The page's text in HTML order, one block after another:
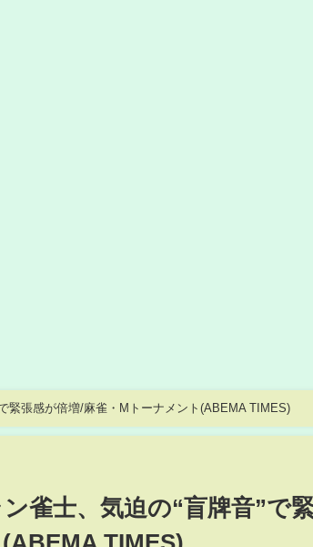
緊張感が倍増/麻雀・Mトーナメント(ABEMA TIMES)
雀士、気迫の“盲牌音”で